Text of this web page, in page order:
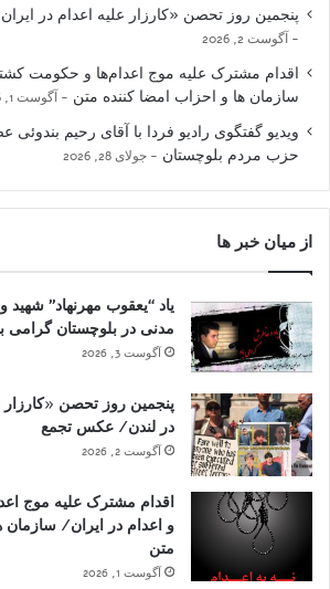
پنجمین روز تحصن «کارزار علیه اعدام در
آگوست 2, 2026
اقدام مشترک علیه موج اعدام‌ها و حکومت
سازمان ها و احزاب امضا کننده متن
آگوست 1, 2026
ویدیو گفتگوی رادیو فردا با آقای رحیم
حزب مردم بلوچستان
جولای 28, 2026
از میان خبر ها
یاد “یعقوب مهرنهاد” شهید
مدنی در بلوچستان گرامی
آگوست 3, 2026
پنجمین روز تحصن «کارزار
در لندن/ عکس تجمع
آگوست 2, 2026
اقدام مشترک علیه موج
و اعدام در ایران/ سازمان
متن
آگوست 1, 2026